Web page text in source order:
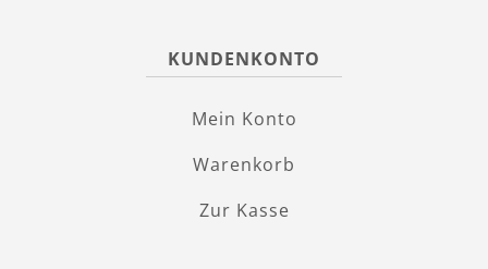
KUNDENKONTO
Mein Konto
Warenkorb
Zur Kasse